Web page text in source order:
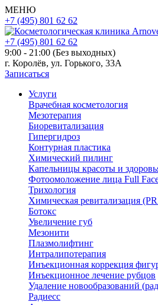
МЕНЮ
+7 (495) 801 62 62
+7 (495) 801 62 62
9:00 - 21:00 (Без выходных)
г. Королёв, ул. Горького, 33А
Записаться
Услуги
Врачебная косметология
Мезотерапия
Биоревитализация
Гипергидроз
Контурная пластика
Химический пилинг
Капельницы красоты и
Фотоомоложение лица Full
Трихология
Химическая ревитализация
Ботокс
Увеличение губ
Мезонити
Плазмолифтинг
Интралипотерапия
Инъекционная коррекция
Инъекционное лечение рубцов
Удаление новообразований
Радиесс